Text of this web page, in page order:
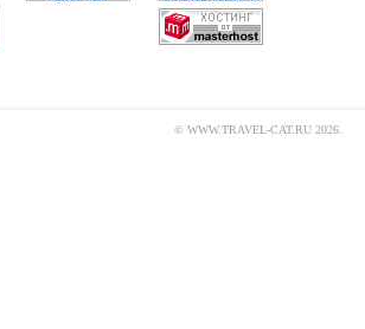
© WWW.TRAVEL-CAT.RU 2026.